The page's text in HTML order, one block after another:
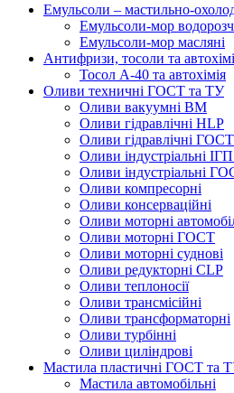
Емульсоли – мастильно-
Емульсоли-мор
Емульсоли-мор масляні
Антифризи, тосоли та
Тосол А-40 та автохімія
Оливи техничні ГОСТ та ТУ
Оливи вакуумні ВМ
Оливи гідравлічні HLP
Оливи гідравлічні ГОСТ
Оливи індустріальні
Оливи індустріальні
Оливи компресорні
Оливи консерваційні
Оливи моторні
Оливи моторні ГОСТ
Оливи моторні суднові
Оливи редукторні CLP
Оливи теплоносії
Оливи трансмісійні
Оливи трансформаторні
Оливи турбінні
Оливи циліндрові
Мастила пластичні ГОСТ та
Мастила автомобільні